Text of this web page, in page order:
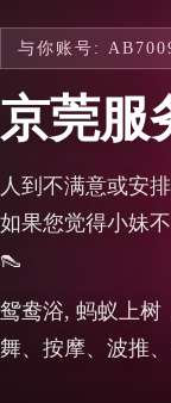
与你账号:
京莞服
人到不满意或安
如果您觉得小妹
👠
鸳鸯浴, 蚂蚁上树
舞、按摩、波推